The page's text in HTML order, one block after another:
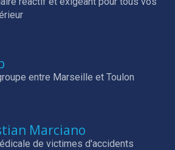
entre Marseille et Toulon
Marciano
de victimes d'accidents